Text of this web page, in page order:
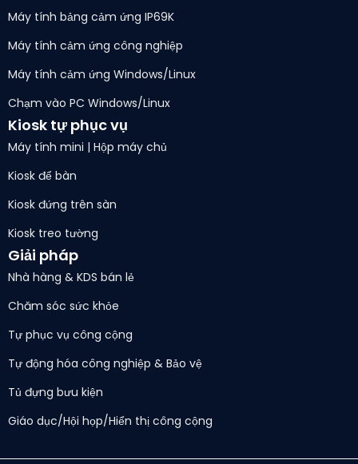
Máy tính bảng cảm ứng IP69K
Máy tính cảm ứng công nghiệp
Máy tính cảm ứng Windows/Linux
Chạm vào PC Windows/Linux
Kiosk tự phục vụ
Máy tính mini | Hộp máy chủ
Kiosk để bàn
Kiosk đứng trên sàn
Kiosk treo tường
Giải pháp
Nhà hàng & KDS bán lẻ
Chăm sóc sức khỏe
Tự phục vụ công cộng
Tự động hóa công nghiệp & Bảo vệ
Tủ đựng bưu kiện
Giáo dục/Hội họp/Hiển thị công cộng